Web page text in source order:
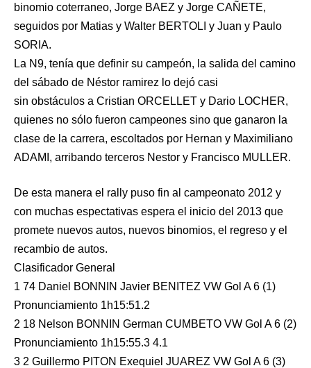
binomio coterraneo, Jorge BAEZ y Jorge CAÑETE,
seguidos por Matias y Walter BERTOLI y Juan y Paulo
SORIA.
La N9, tenía que definir su campeón, la salida del camino
del sábado de Néstor ramirez lo dejó casi
sin obstáculos a Cristian ORCELLET y Dario LOCHER,
quienes no sólo fueron campeones sino que ganaron la
clase de la carrera, escoltados por Hernan y Maximiliano
ADAMI, arribando terceros Nestor y Francisco MULLER.
De esta manera el rally puso fin al campeonato 2012 y
con muchas espectativas espera el inicio del 2013 que
promete nuevos autos, nuevos binomios, el regreso y el
recambio de autos.
Clasificador General
1 74 Daniel BONNIN Javier BENITEZ VW Gol A 6 (1)
Pronunciamiento 1h15:51.2
2 18 Nelson BONNIN German CUMBETO VW Gol A 6 (2)
Pronunciamiento 1h15:55.3 4.1
3 2 Guillermo PITON Exequiel JUAREZ VW Gol A 6 (3)